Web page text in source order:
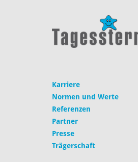
Karriere
Normen und Werte
Referenzen
Partner
Presse
Trägerschaft